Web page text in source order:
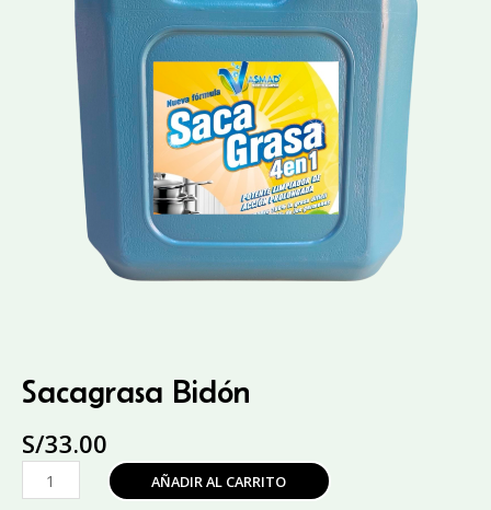
Sacagrasa Bidón
S/33.00
Sacagrasa
Bidón
AÑADIR AL CARRITO